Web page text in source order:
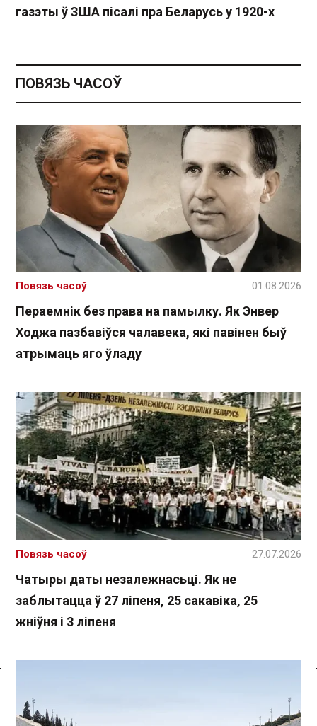
газэты ў ЗША пісалі пра Беларусь у 1920-х
ПОВЯЗЬ ЧАСОЎ
Пераемнік без права на памылку. Як Энвер
Ходжа пазбавіўся чалавека, які павінен быў
атрымаць яго ўладу
Повязь часоў 01.08.2026
Чатыры даты незалежнасьці. Як не
заблытацца ў 27 ліпеня, 25 сакавіка, 25
жніўня і 3 ліпеня
Повязь часоў 27.07.2026